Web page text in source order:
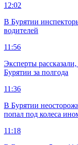
12:02
В Бурятии
водителей
11:56
Эксперты
Бурятии за полгода
11:36
В Бурятии
попал под колеса
11:18